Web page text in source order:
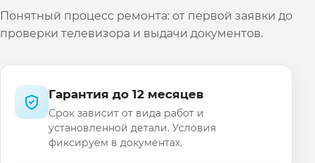
Понятный процесс ремонта: от первой заявки до
проверки телевизора и выдачи документов.
Гарантия до 12 месяцев
Срок зависит от вида работ и
установленной детали. Условия
фиксируем в документах.